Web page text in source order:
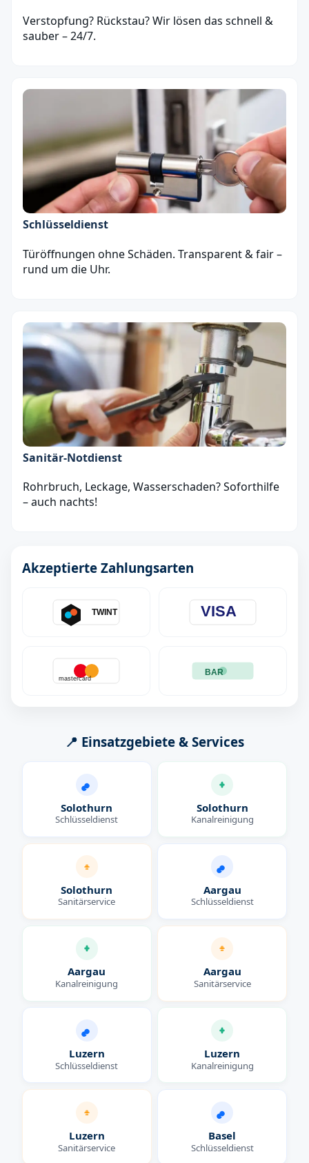
Verstopfung? Rückstau? Wir lösen das schnell &
sauber – 24/7.
Schlüsseldienst
Türöffnungen ohne Schäden. Transparent & fair –
rund um die Uhr.
Sanitär‑Notdienst
Rohrbruch, Leckage, Wasserschaden? Soforthilfe
– auch nachts!
Akzeptierte Zahlungsarten
TWINT VISA
mastercard
BAR
📍 Einsatzgebiete & Services
Solothurn
Schlüsseldienst
Solothurn
Kanalreinigung
Solothurn
Sanitärservice
Aargau
Schlüsseldienst
Aargau
Kanalreinigung
Aargau
Sanitärservice
Luzern
Schlüsseldienst
Luzern
Kanalreinigung
Luzern
Sanitärservice
Basel
Schlüsseldienst